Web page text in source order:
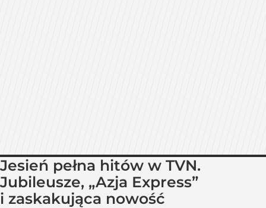
Jesień pełna hitów w TVN.
Jubileusze, „Azja Express”
i zaskakująca nowość